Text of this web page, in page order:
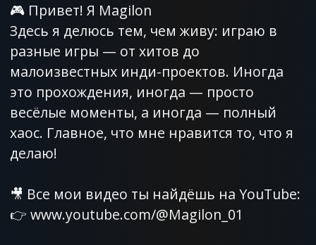
🎮 Привет! Я Magilon
Здесь я делюсь тем, чем живу: играю в
разные игры — от хитов до
малоизвестных инди-проектов. Иногда
это прохождения, иногда — просто
весёлые моменты, а иногда — полный
хаос. Главное, что мне нравится то, что я
делаю!
🎥 Все мои видео ты найдёшь на YouTube:
👉 www.youtube.com/@Magilon_01